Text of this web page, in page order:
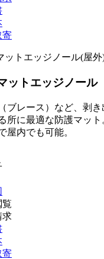
寄
ットエッジノール
ブレース）など、剥
所に最適な防護マット
屋内でも可能。
覧
求
寄